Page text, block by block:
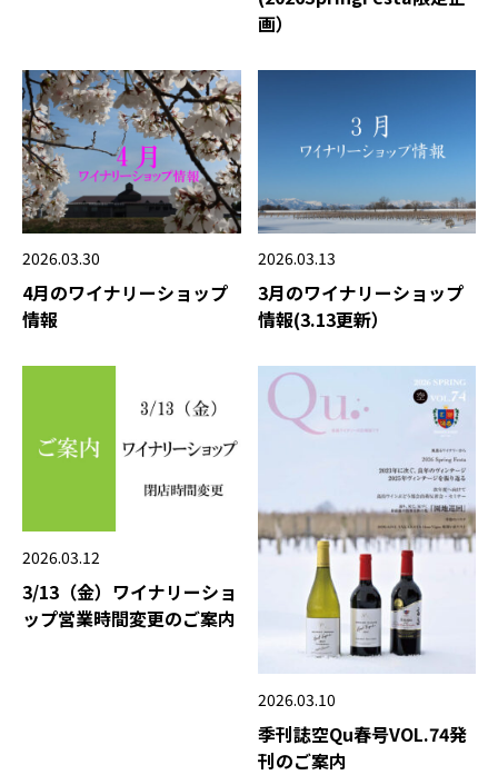
画）
2026.03.30
4月のワイナリーショップ
情報
2026.03.13
3月のワイナリーショップ
情報(3.13更新）
2026.03.12
3/13（金）ワイナリーショ
ップ営業時間変更のご案内
2026.03.10
季刊誌空Qu春号VOL.74発
刊のご案内